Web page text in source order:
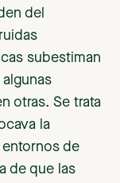
del
subestiman
otras. Se trata
la
entornos de
de que las